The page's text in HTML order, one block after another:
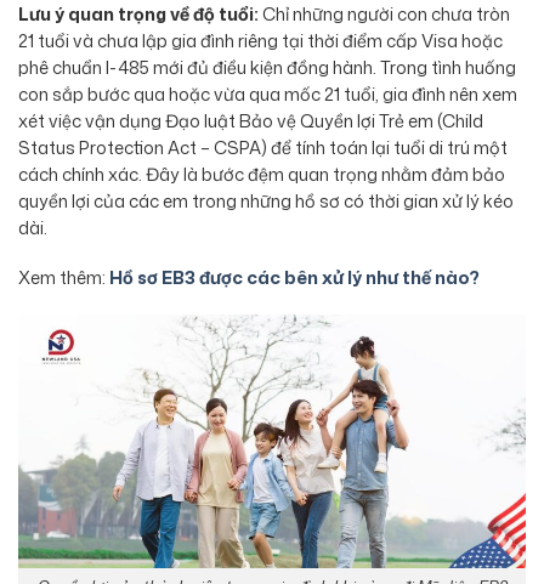
Lưu ý quan trọng về độ tuổi:Chỉ những người con chưa tròn
21 tuổi và chưa lập gia đình riêng tại thời điểm cấp Visa hoặc
phê chuẩn I-485 mới đủ điều kiện đồng hành. Trong tình huống
con sắp bước qua hoặc vừa qua mốc 21 tuổi, gia đình nên xem
xét việc vận dụng Đạo luật Bảo vệ Quyền lợi Trẻ em (Child
Status Protection Act – CSPA) để tính toán lại tuổi di trú một
cách chính xác. Đây là bước đệm quan trọng nhằm đảm bảo
quyền lợi của các em trong những hồ sơ có thời gian xử lý kéo
dài.
Xem thêm: Hồ sơ EB3 được các bên xử lý như thế nào?